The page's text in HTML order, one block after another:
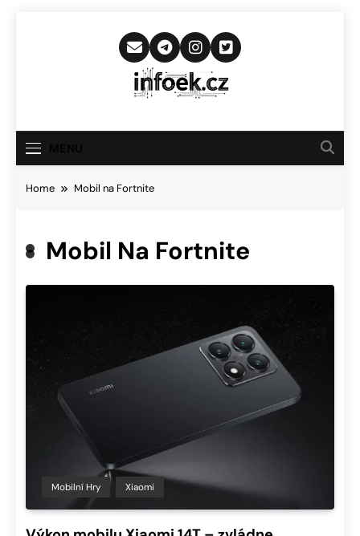
Infoek.cz
Novinkám
Home Mobil na Fortnite
Mobil Na Fortnite
Mobilní Hry Xiaomi